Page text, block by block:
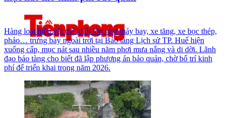
Hàng loạt hiện vật thể khối lớn như máy bay, xe tăng, xe bọc thép,
pháo… trưng bày ngoài trời tại Bảo tàng Lịch sử TP. Huế hiện
xuống cấp, mục nát sau nhiều năm phơi mưa nắng và di dời. Lãnh
đạo bảo tàng cho biết đã lập phương án bảo quản, chờ bố trí kinh
phí để triển khai trong năm 2026.